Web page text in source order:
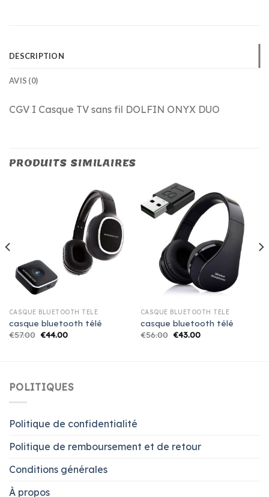
DESCRIPTION
AVIS (0)
CGV I Casque TV sans fil DOLFIN ONYX DUO
PRODUITS SIMILAIRES
CASQUE BLUETOOTH TÉLÉ
casque bluetooth télé
€57.00 €44.00
CASQUE BLUETOOTH TÉLÉ
casque bluetooth télé
€56.00 €43.00
POLITIQUES
Politique de confidentialité
Politique de remboursement et de retour
Conditions générales
À propos